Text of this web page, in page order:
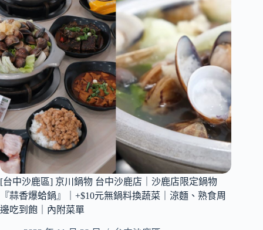
[台中沙鹿區] 京川鍋物 台中沙鹿店｜沙鹿店限定鍋物
『蒜香爆蛤鍋』｜+$10元無鍋料換蔬菜｜涼麵、熟食周
邊吃到飽｜內附菜單